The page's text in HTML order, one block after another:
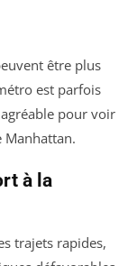
être plus
est parfois
pour voir
Manhattan.
à la
trajets rapides,